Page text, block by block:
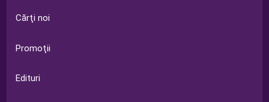
Cărţi noi
Promoţii
Edituri